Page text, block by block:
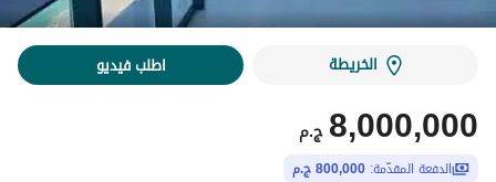
الخريطة اطلب فيديو
ج.م 8,000,000
الدفعة المقدّمة: 800,000 ج.م